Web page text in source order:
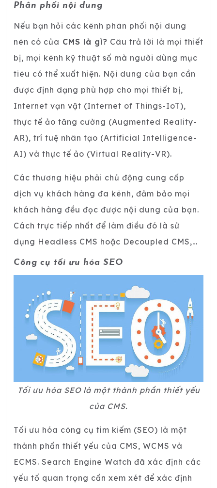
Phân phối nội dung
Nếu bạn hỏi các kênh phân phối nội dung
nên có của CMS là gì? Câu trả lời là mọi thiết
bị, mọi kênh kỹ thuật số mà người dùng mục
tiêu có thể xuất hiện. Nội dung của bạn cần
được định dạng phù hợp cho mọi thiết bị,
Internet vạn vật (Internet of Things-IoT),
thực tế ảo tăng cường (Augmented Reality-
AR), trí tuệ nhân tạo (Artificial Intelligence-
AI) và thực tế ảo (Virtual Reality-VR).
Các thương hiệu phải chủ động cung cấp
dịch vụ khách hàng đa kênh, đảm bảo mọi
khách hàng đều đọc được nội dung của bạn.
Cách trực tiếp nhất để làm điều đó là sử
dụng Headless CMS hoặc Decoupled CMS,…
Công cụ tối ưu hóa SEO
Tối ưu hóa SEO là một thành phần thiết yếu
của CMS.
Tối ưu hóa công cụ tìm kiếm (SEO) là một
thành phần thiết yếu của CMS, WCMS và
ECMS. Search Engine Watch đã xác định các
yếu tố quan trọng cần xem xét để xác định